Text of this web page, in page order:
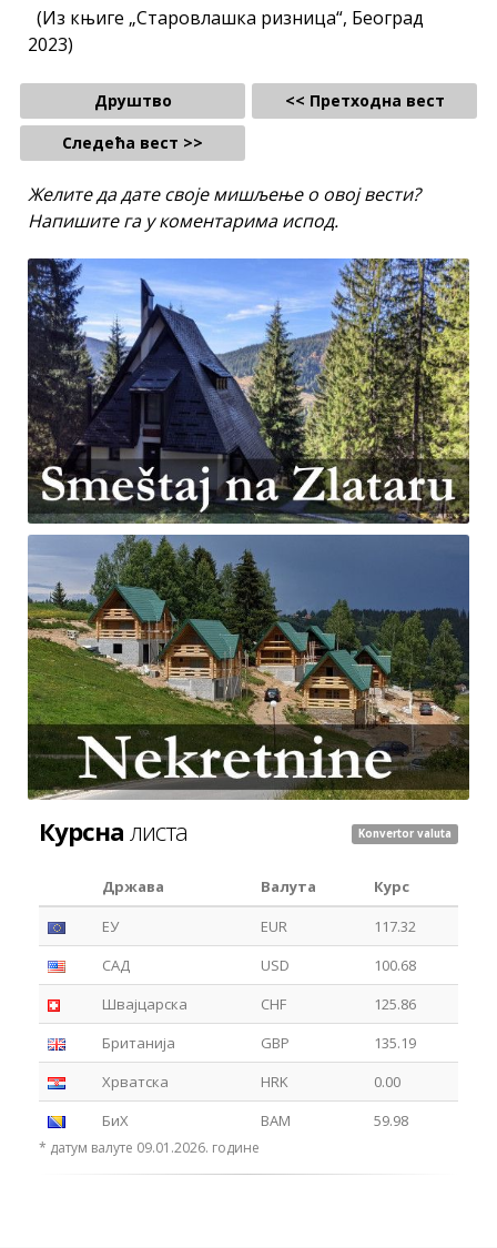
(Из књиге „Старовлашка ризница“, Београд
2023)
Друштво
<< Претходна вест
Следећа вест >>
Желите да дате своје мишљење о овој вести?
Напишите га у коментарима испод.
Курсна листа Konvertor valuta
Држава Валута
Курс
ЕУ
EUR
117.32
САД
USD
100.68
Швајцарска
CHF
125.86
Британија
GBP
135.19
Хрватска
HRK
0.00
БиХ
BAM 59.98
* датум валуте 09.01.2026. године